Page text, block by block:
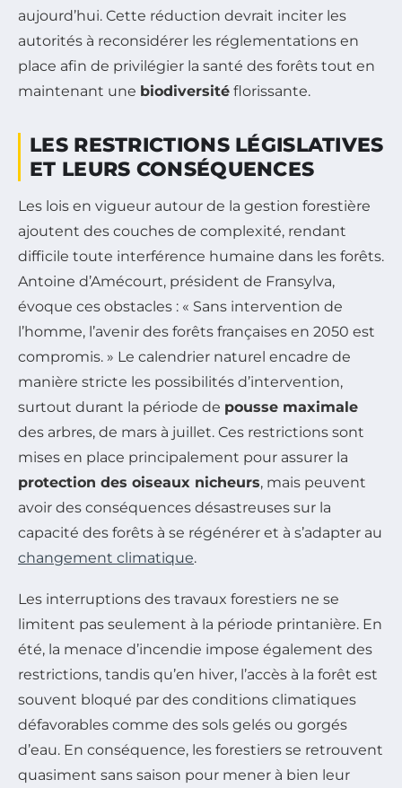
aujourd’hui. Cette réduction devrait inciter les
autorités à reconsidérer les réglementations en
place afin de privilégier la santé des forêts tout en
maintenant une biodiversité florissante.
LES RESTRICTIONS LÉGISLATIVES
ET LEURS CONSÉQUENCES
Les lois en vigueur autour de la gestion forestière
ajoutent des couches de complexité, rendant
difficile toute interférence humaine dans les forêts.
Antoine d’Amécourt, président de Fransylva,
évoque ces obstacles : « Sans intervention de
l’homme, l’avenir des forêts françaises en 2050 est
compromis. » Le calendrier naturel encadre de
manière stricte les possibilités d’intervention,
surtout durant la période de pousse maximale
des arbres, de mars à juillet. Ces restrictions sont
mises en place principalement pour assurer la
protection des oiseaux nicheurs, mais peuvent
avoir des conséquences désastreuses sur la
capacité des forêts à se régénérer et à s’adapter au
changement climatique.
Les interruptions des travaux forestiers ne se
limitent pas seulement à la période printanière. En
été, la menace d’incendie impose également des
restrictions, tandis qu’en hiver, l’accès à la forêt est
souvent bloqué par des conditions climatiques
défavorables comme des sols gelés ou gorgés
d’eau. En conséquence, les forestiers se retrouvent
quasiment sans saison pour mener à bien leur